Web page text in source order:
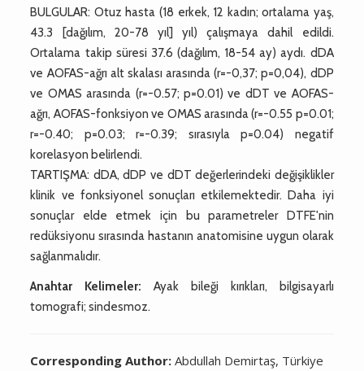
BULGULAR: Otuz hasta (18 erkek, 12 kadın; ortalama yaş,
43.3 [dağılım, 20-78 yıl] yıl) çalışmaya dahil edildi.
Ortalama takip süresi 37.6 (dağılım, 18-54 ay) aydı. dDA
ve AOFAS-ağrı alt skalası arasında (r=-0,37; p=0,04), dDP
ve OMAS arasında (r=-0.57; p=0.01) ve dDT ve AOFAS-
ağrı, AOFAS-fonksiyon ve OMAS arasında (r=-0.55 p=0.01;
r=-0.40; p=0.03; r=-0.39; sırasıyla p=0.04) negatif
korelasyon belirlendi.
TARTIŞMA: dDA, dDP ve dDT değerlerindeki değişiklikler
klinik ve fonksiyonel sonuçları etkilemektedir. Daha iyi
sonuçlar elde etmek için bu parametreler DTFE'nin
redüksiyonu sırasında hastanın anatomisine uygun olarak
sağlanmalıdır.
Anahtar Kelimeler: Ayak bileği kırıkları, bilgisayarlı
tomografi; sindesmoz.
Corresponding Author:Abdullah Demirtaş, Türkiye